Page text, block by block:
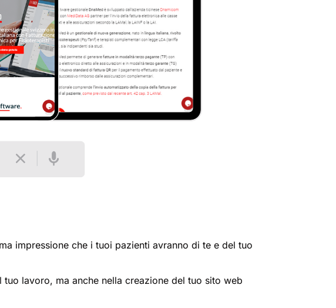
impressione che i tuoi pazienti avranno di te e del tuo
lavoro, ma anche nella creazione del tuo sito web